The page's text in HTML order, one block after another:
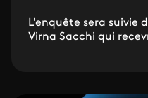
L'enquête sera suivie
Virna Sacchi qui